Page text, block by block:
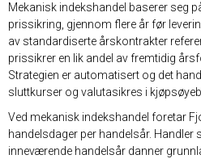
Mekanisk indekshandel baserer seg
prissikring, gjennom flere år før
av standardiserte årskontrakter
prissikrer en lik andel av fremtidig
Strategien er automatisert og det
sluttkurser og valutasikres i
Ved mekanisk indekshandel foretar
handelsdager per handelsår.
inneværende handelsår danner